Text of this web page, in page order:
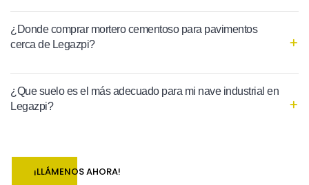
¿Donde comprar mortero cementoso para pavimentos
cerca de Legazpi?
¿Que suelo es el más adecuado para mi nave industrial en
Legazpi?
¡LLÁMENOS AHORA!